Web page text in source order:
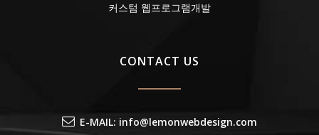
커스텀 웹프로그램개발
CONTACT US
E-MAIL: info@lemonwebdesign.com